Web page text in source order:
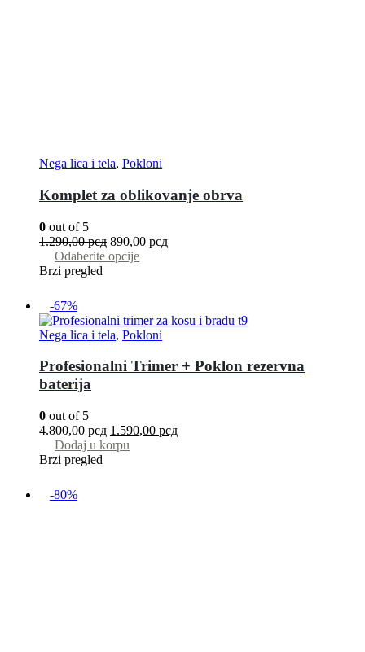
Nega lica i tela, Pokloni
Komplet za oblikovanje obrva
0 out of 5
1.290,00рсд 890,00 рсд
Odaberite opcije
Brzi pregled
-67%
Nega lica i tela, Pokloni
Profesionalni Trimer + Poklon rezervna
baterija
0 out of 5
4.800,00рсд 1.590,00 рсд
Dodaj u korpu
Brzi pregled
-80%